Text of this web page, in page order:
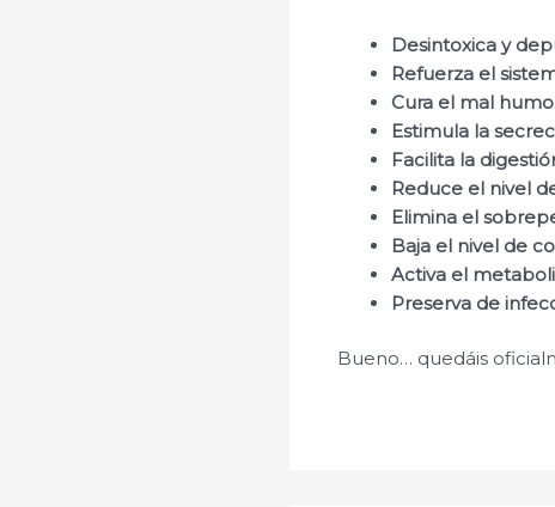
Desintoxica y
Refuerza el
Cura el mal
Estimula la
Facilita la
Reduce el nivel
Elimina el
Baja el nivel de
Activa el
Preserva de
Bueno… quedáis